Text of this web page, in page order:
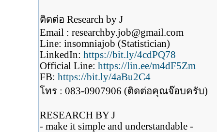
ติดต่อ Research by J
Email : researchby.job@gmail.com
Line: insomniajob (Statistician)
LinkedIn: https://bit.ly/4cdPQ78
Official Line: https://lin.ee/m4dF5Zm
FB: https://bit.ly/4aBu2C4
โทร : 083-0907906 (ติดต่อคุณจ๊อบครับ)
RESEARCH BY J
- make it simple and understandable -